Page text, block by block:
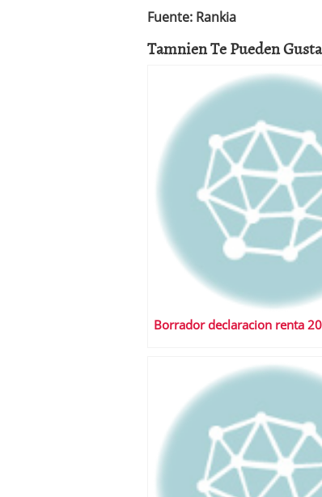
Fuente: Rankia
Tamnien Te Pueden
Borrador declaracion renta